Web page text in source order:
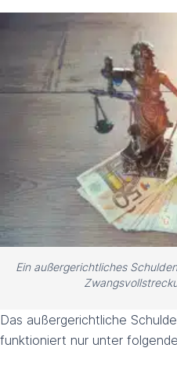
Ein außergerichtliches
Das außergerichtliche
funktioniert nur unter